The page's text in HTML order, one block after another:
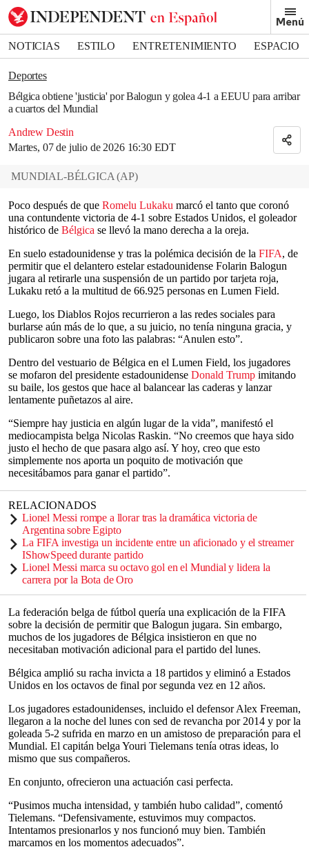
Menú
NOTICIAS ESTILO ENTRETENIMIENTO
ESPACIO
DEPORTES
Deportes
Bélgica obtiene 'justicia' por Balogun y golea 4-1 a EEUU para arribar
a cuartos del Mundial
Andrew Destin
Martes, 07 de julio de 2026 16:30 EDT
Bookmark popover
Removed from bookmarks
Close popover
MUNDIAL-BÉLGICA (AP)
Poco después de que Romelu Lukaku marcó el tanto que coronó
una contundente victoria de 4-1 sobre Estados Unidos, el goleador
histórico de Bélgica se llevó la mano derecha a la oreja.
En suelo estadounidense y tras la polémica decisión de la FIFA, de
permitir que el delantero estelar estadounidense Folarin Balogun
jugara al retirarle una suspensión de un partido por tarjeta roja,
Lukaku retó a la multitud de 66.925 personas en Lumen Field.
Luego, los Diablos Rojos recurrieron a las redes sociales para
burlarse aún más de lo que, a su juicio, no tenía ninguna gracia, y
publicaron sobre una foto las palabras: “Anulen esto”.
Dentro del vestuario de Bélgica en el Lumen Field, los jugadores
se mofaron del presidente estadounidense Donald Trump imitando
su baile, los gestos que hace al balancear las caderas y lanzar
lentamente puñetazos al aire.
“Siempre hay justicia en algún lugar de la vida”, manifestó el
mediocampista belga Nicolas Raskin. “No creemos que haya sido
justo el hecho de que pasara algo así. Y hoy, creo que esto
simplemente nos aporta un poquito de motivación que
necesitábamos para ganar el partido”.
RELACIONADOS
Lionel Messi rompe a llorar tras la dramática victoria de
Argentina sobre Egipto
La FIFA investiga un incidente entre un aficionado y el streamer
IShowSpeed durante partido
Lionel Messi marca su octavo gol en el Mundial y lidera la
carrera por la Bota de Oro
La federación belga de fútbol quería una explicación de la FIFA
sobre la decisión de permitir que Balogun jugara. Sin embargo,
muchos de los jugadores de Bélgica insistieron en que no
necesitaban motivación adicional para el partido del lunes.
Bélgica amplió su racha invicta a 18 partidos y eliminó a Estados
Unidos en los octavos de final por segunda vez en 12 años.
Los jugadores estadounidenses, incluido el defensor Alex Freeman,
llegaron a la noche del lunes con sed de revancha por 2014 y por la
goleada 5-2 sufrida en marzo en un amistoso de preparación para el
Mundial. El capitán belga Youri Tielemans tenía otras ideas, lo
mismo que sus compañeros.
En conjunto, ofrecieron una actuación casi perfecta.
“Pusimos mucha intensidad, y también hubo calidad”, comentó
Tielemans. “Defensivamente, estuvimos muy compactos.
Intentamos presionarlos y nos funcionó muy bien. También
marcamos en los momentos adecuados”.